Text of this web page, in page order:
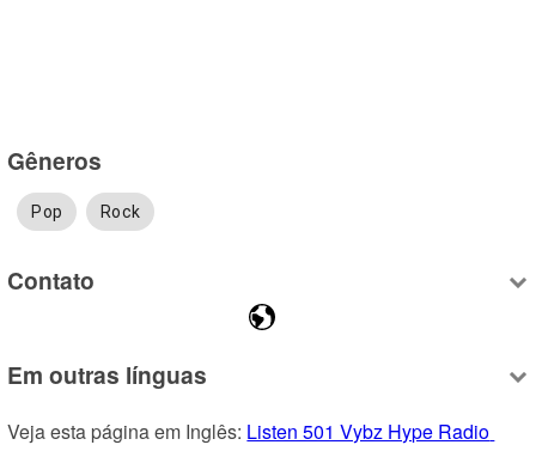
Gêneros
Pop Rock
Contato
Em outras línguas
Veja esta página em Inglês: Listen 501 Vybz Hype Radio